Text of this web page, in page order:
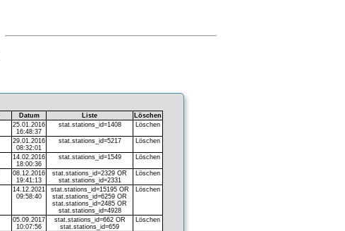
Datum Liste
Löschen
25.01.2016
16:48:37
stat.stations_id=1408 Löschen
29.01.2016
08:32:01
stat.stations_id=5217 Löschen
14.02.2016
18:00:36
stat.stations_id=1549 Löschen
08.12.2016
19:41:13
stat.stations_id=2329 OR
stat.stations_id=2331
Löschen
14.12.2021
09:58:40
stat.stations_id=15195 OR
stat.stations_id=6259 OR
stat.stations_id=2485 OR
stat.stations_id=4928
Löschen
05.09.2017
10:07:56
stat.stations_id=662 OR
stat.stations_id=659
Löschen